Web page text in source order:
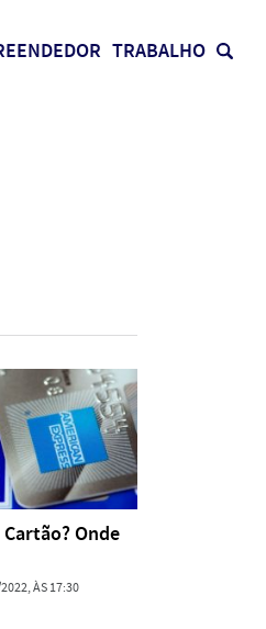
TRABALHO
Cartão? Onde
ÀS 17:30